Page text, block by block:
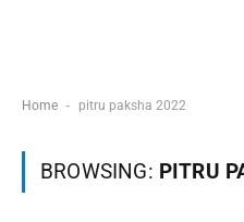
Home - pitru paksha 2022
BROWSING: PITRU